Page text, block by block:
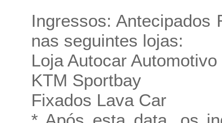
Ingressos: Antecipados
nas seguintes lojas:
Loja Autocar Automotivo
KTM Sportbay
Fixados Lava Car